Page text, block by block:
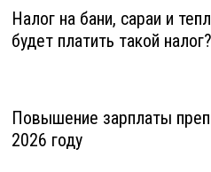
Налог на бани, сараи и
будет платить такой налог?
Повышение зарплаты
2026 году